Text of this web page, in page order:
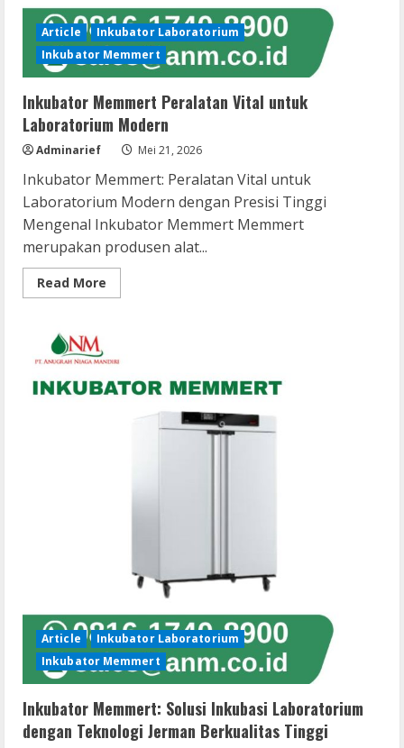
Article
Inkubator Laboratorium
Inkubator Memmert
Inkubator Memmert Peralatan Vital untuk
Laboratorium Modern
Adminarief Mei 21, 2026
Inkubator Memmert: Peralatan Vital untuk
Laboratorium Modern dengan Presisi Tinggi
Mengenal Inkubator Memmert Memmert
merupakan produsen alat...
Read More
more
Vital
untuk
Laboratorium
Modern
Article
Inkubator Laboratorium
Inkubator Memmert
Inkubator Memmert: Solusi Inkubasi Laboratorium
dengan Teknologi Jerman Berkualitas Tinggi